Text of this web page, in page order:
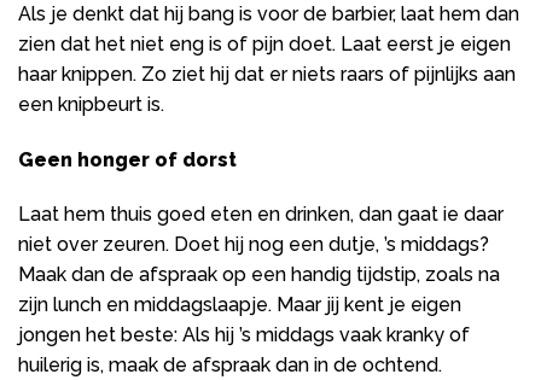
Als je denkt dat hij bang is voor de barbier, laat hem dan
zien dat het niet eng is of pijn doet. Laat eerst je eigen
haar knippen. Zo ziet hij dat er niets raars of pijnlijks aan
een knipbeurt is.
Geen honger of dorst
Laat hem thuis goed eten en drinken, dan gaat ie daar
niet over zeuren. Doet hij nog een dutje, ’s middags?
Maak dan de afspraak op een handig tijdstip, zoals na
zijn lunch en middagslaapje. Maar jij kent je eigen
jongen het beste: Als hij ’s middags vaak kranky of
huilerig is, maak de afspraak dan in de ochtend.